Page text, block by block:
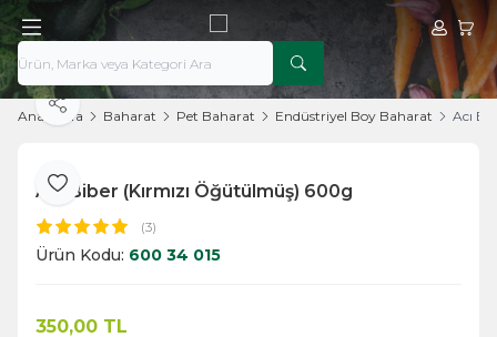
Hesabım
Ana Sayfa Baharat Pet Baharat Endüstriyel Boy Baharat Acı
Favoriye Ekle
Paylaş
Acı Biber (Kırmızı Öğütülmüş) 600g
(3)
Ürün Kodu: 600 34 015
350,00 TL